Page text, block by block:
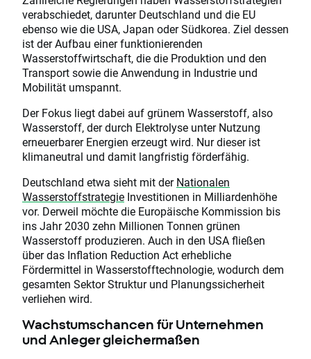
verabschiedet, darunter Deutschland und die EU
ebenso wie die USA, Japan oder Südkorea. Ziel dessen
ist der Aufbau einer funktionierenden
Wasserstoffwirtschaft, die die Produktion und den
Transport sowie die Anwendung in Industrie und
Mobilität umspannt.
Der Fokus liegt dabei auf grünem Wasserstoff, also
Wasserstoff, der durch Elektrolyse unter Nutzung
erneuerbarer Energien erzeugt wird. Nur dieser ist
klimaneutral und damit langfristig förderfähig.
Deutschland etwa sieht mit derNationalen
Wasserstoffstrategie Investitionen in Milliardenhöhe
vor. Derweil möchte die Europäische Kommission bis
ins Jahr 2030 zehn Millionen Tonnen grünen
Wasserstoff produzieren. Auch in den USA fließen
über das Inflation Reduction Act erhebliche
Fördermittel in Wasserstofftechnologie, wodurch dem
gesamten Sektor Struktur und Planungssicherheit
verliehen wird.
Wachstumschancen für Unternehmen
und Anleger gleichermaßen